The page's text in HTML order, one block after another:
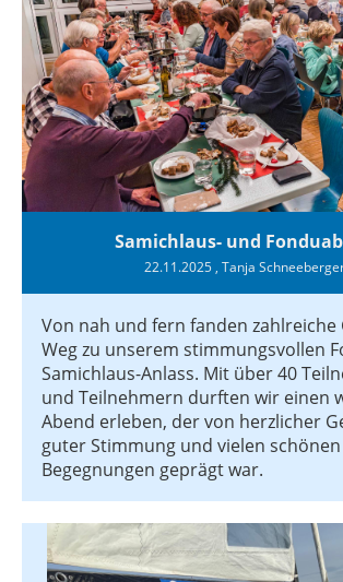
Samichlaus- und
22.11.2025, Tanja
Von nah und fern fanden zahlreiche
Weg zu unserem stimmungsvollen
Samichlaus-Anlass. Mit über 40
und Teilnehmern durften wir einen
Abend erleben, der von herzlicher
guter Stimmung und vielen schönen
Begegnungen geprägt war.